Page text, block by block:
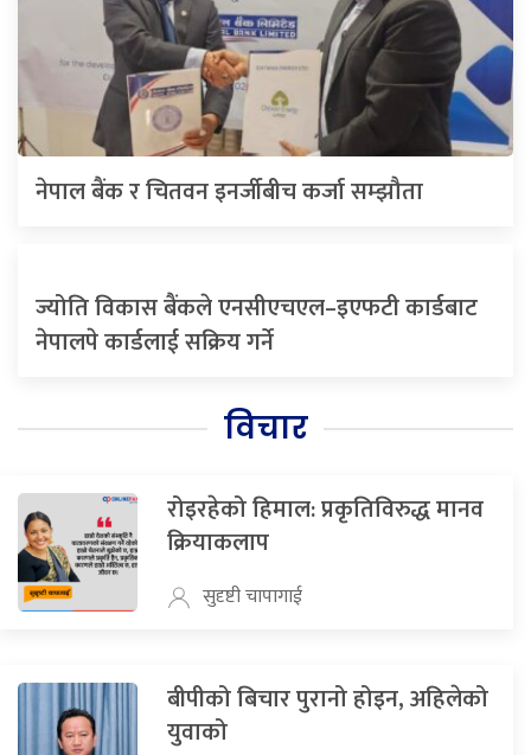
नेपाल बैंक र चितवन इनर्जीबीच कर्जा सम्झौता
ज्योति विकास बैंकले एनसीएचएल–इएफटी कार्डबाट
नेपालपे कार्डलाई सक्रिय गर्ने
विचार
रोइरहेको हिमाल: प्रकृतिविरुद्ध मानव
क्रियाकलाप
सुदृष्टी चापागाई
बीपीको बिचार पुरानो होइन, अहिलेको
युवाको